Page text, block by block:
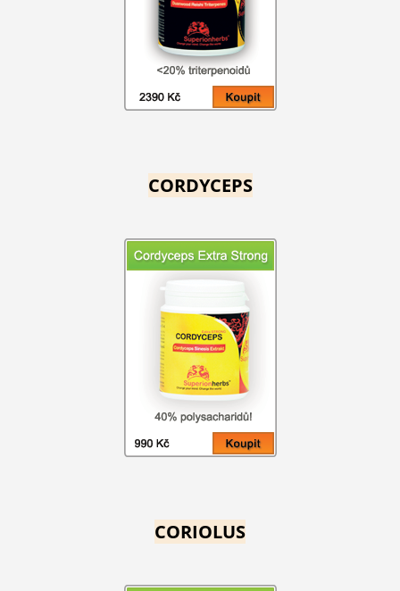
CORDYCEPS
CORIOLUS